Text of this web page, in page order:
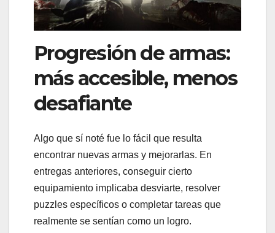
Progresión de armas:
más accesible, menos
desafiante
Algo que sí noté fue lo fácil que resulta
encontrar nuevas armas y mejorarlas. En
entregas anteriores, conseguir cierto
equipamiento implicaba desviarte, resolver
puzzles específicos o completar tareas que
realmente se sentían como un logro.